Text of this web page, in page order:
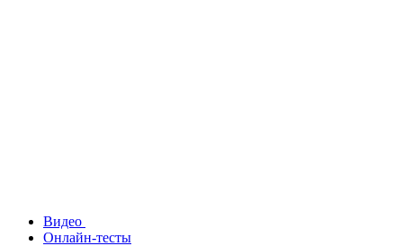
Видео
Онлайн-тесты